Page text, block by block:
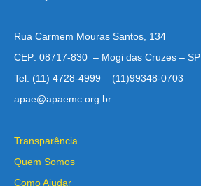
Rua Carmem Mouras Santos, 134
CEP: 08717-830 – Mogi das Cruzes – SP
Tel: (11) 4728-4999 – (11)99348-0703
apae@apaemc.org.br
Transparência
Quem Somos
Como Ajudar